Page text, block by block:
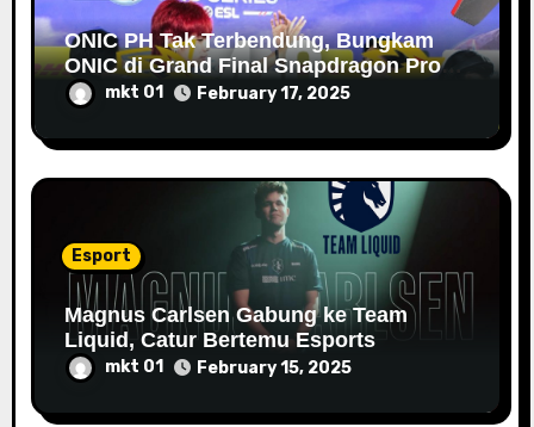
ONIC PH Tak Terbendung, Bungkam
ONIC di Grand Final Snapdragon Pro
Series Season 6 APAC
mkt 01 February 17, 2025
Esport
Magnus Carlsen Gabung ke Team
Liquid, Catur Bertemu Esports
mkt 01 February 15, 2025